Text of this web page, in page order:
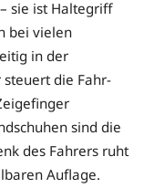
sie ist Haltegriff
bei vielen
in der
die Fahr-
sind die
des Fahrers ruht
Auflage.